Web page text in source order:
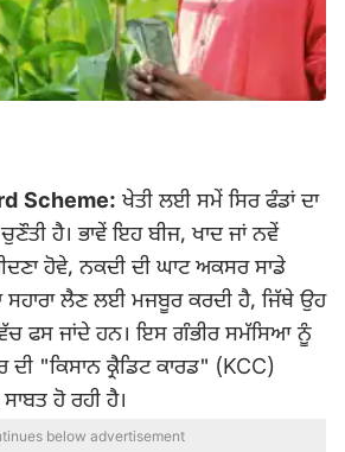
Scheme:ਖੇਤੀ ਲਈ ਸਮੇਂ ਸਿਰ ਫੰਡਾਂ ਦਾ
ਹੈ। ਭਾਵੇਂ ਇਹ ਬੀਜ, ਖਾਦ ਜਾਂ ਨਵੇਂ
ਹੋਵੇ, ਨਕਦੀ ਦੀ ਘਾਟ ਅਕਸਰ ਸਾਡੇ
ਸਹਾਰਾ ਲੈਣ ਲਈ ਮਜਬੂਰ ਕਰਦੀ ਹੈ, ਜਿੱਥੇ ਉਹ
ਫਸ ਜਾਂਦੇ ਹਨ। ਇਸ ਗੰਭੀਰ ਸਮੱਸਿਆ ਨੂੰ
"ਕਿਸਾਨ ਕ੍ਰੈਡਿਟ ਕਾਰਡ" (KCC)
ਹੋ ਰਹੀ ਹੈ।
below advertisement